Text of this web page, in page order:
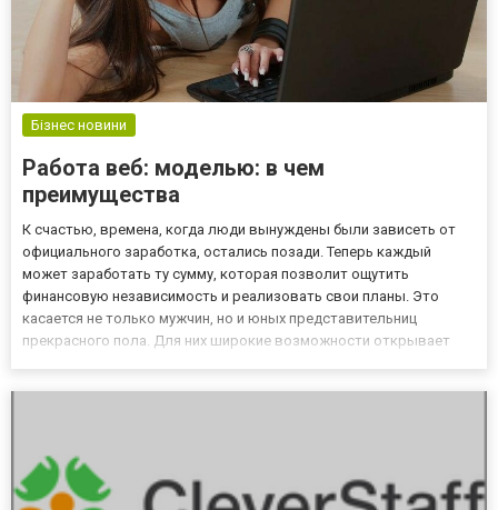
Бізнес новини
Работа веб: моделью: в чем
преимущества
К счастью, времена, когда люди вынуждены были зависеть от
официального заработка, остались позади. Теперь каждый
может заработать ту сумму, которая позволит ощутить
финансовую независимость и реализовать свои планы. Это
касается не только мужчин, но и юных представительниц
прекрасного пола. Для них широкие возможности открывает